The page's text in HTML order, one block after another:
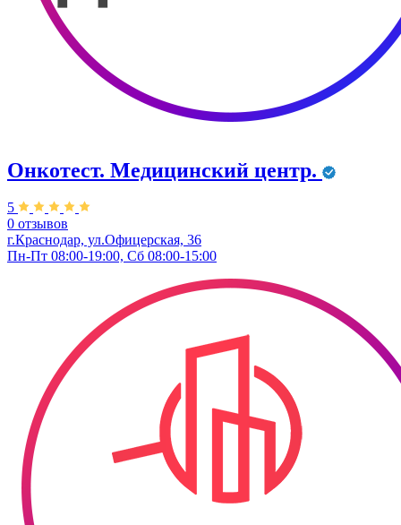
Онкотест. Медицинский центр.
5
0 отзывов
г.Краснодар, ул.​Офицерская, 36
Пн-Пт 08:00-19:00, Сб 08:00-15:00